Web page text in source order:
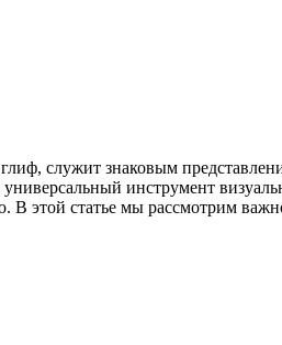
служит знаковым
инструмент
этой статье мы рассмотрим